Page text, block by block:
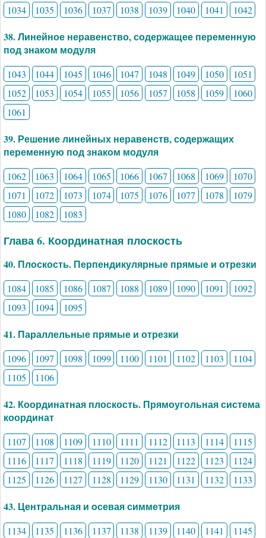
1034 1035 1036 1037 1038 1039 1040 1041 1042
38. Линейное неравенство, содержащее переменную
под знаком модуля
1043 1044 1045 1046 1047 1048 1049 1050
1051
1052
1053 1054 1055 1056 1057 1058 1059
1060
1061
39. Решение линейных неравенств, содержащих
переменную под знаком модуля
1062 1063 1064 1065 1066 1067 1068 1069
1070
1071
1072 1073 1074 1075 1076 1077 1078
1079
1080
1082 1083
Глава 6. Координатная плоскость
40. Плоскость. Перпендикулярные прямые и отрезки
1084 1085 1086 1087 1088 1089 1090 1091
1092
1093
1094 1095
41. Параллельные прямые и отрезки
1096 1097 1098 1099 1100 1101 1102 1103
1104
1105
1106
42. Координатная плоскость. Прямоугольная система
координат
1107 1108 1109 1110 1111 1112 1113 1114
1115
1116
1117 1118 1119 1120 1121 1122 1123
1124
1125
1126 1127 1128 1129 1130 1131 1132 1133
43. Центральная и осевая симметрия
1134 1135 1136 1137 1138 1139 1140 1141
1145